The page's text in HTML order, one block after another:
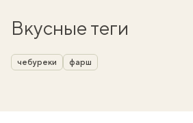
Вкусные теги
чебуреки фарш